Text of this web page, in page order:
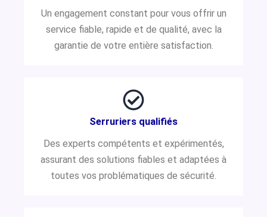
Un engagement constant pour vous offrir un
service fiable, rapide et de qualité, avec la
garantie de votre entière satisfaction.
Serruriers qualifiés
Des experts compétents et expérimentés,
assurant des solutions fiables et adaptées à
toutes vos problématiques de sécurité.